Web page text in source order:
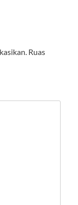
Ruas